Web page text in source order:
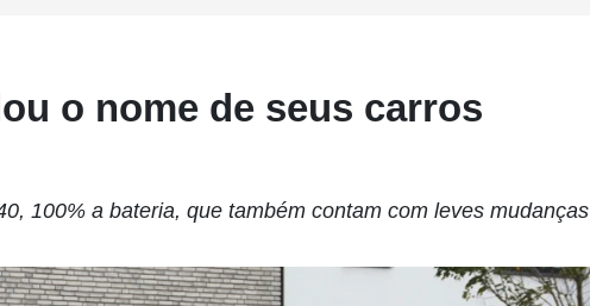
o nome de seus carros
100% a bateria, que também contam com leves mudanças